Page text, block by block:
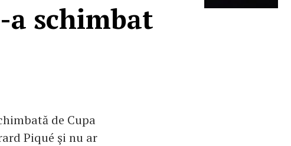
a schimbat
de Cupa
Piqué şi nu ar